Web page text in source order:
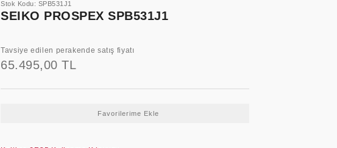
ELEGANCE
SEIKO 5 SPORTS
Stok Kodu: SPB531J1
SEIKO PROSPEX SPB531J1
Tavsiye edilen perakende satış fiyatı
65.495,00 TL